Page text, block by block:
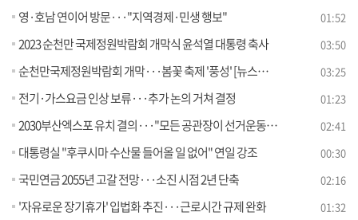
영·호남 연이어 방문···"지역경제·민생 행보" 01:52
2023 순천만 국제정원박람회 개막식 윤석열 대통령 축사 03:50
순천만국제정원박람회 개막···봄꽃 축제 '풍성' [뉴스의 맥] 03:25
전기·가스요금 인상 보류···추가 논의 거쳐 결정 01:23
2030부산엑스포 유치 결의···"모든 공관장이 선거운동원" 02:41
대통령실 "후쿠시마 수산물 들어올 일 없어" 연일 강조 00:30
국민연금 2055년 고갈 전망···소진 시점 2년 단축 02:16
'자유로운 장기휴가' 입법화 추진···근로시간 규제 완화 01:32